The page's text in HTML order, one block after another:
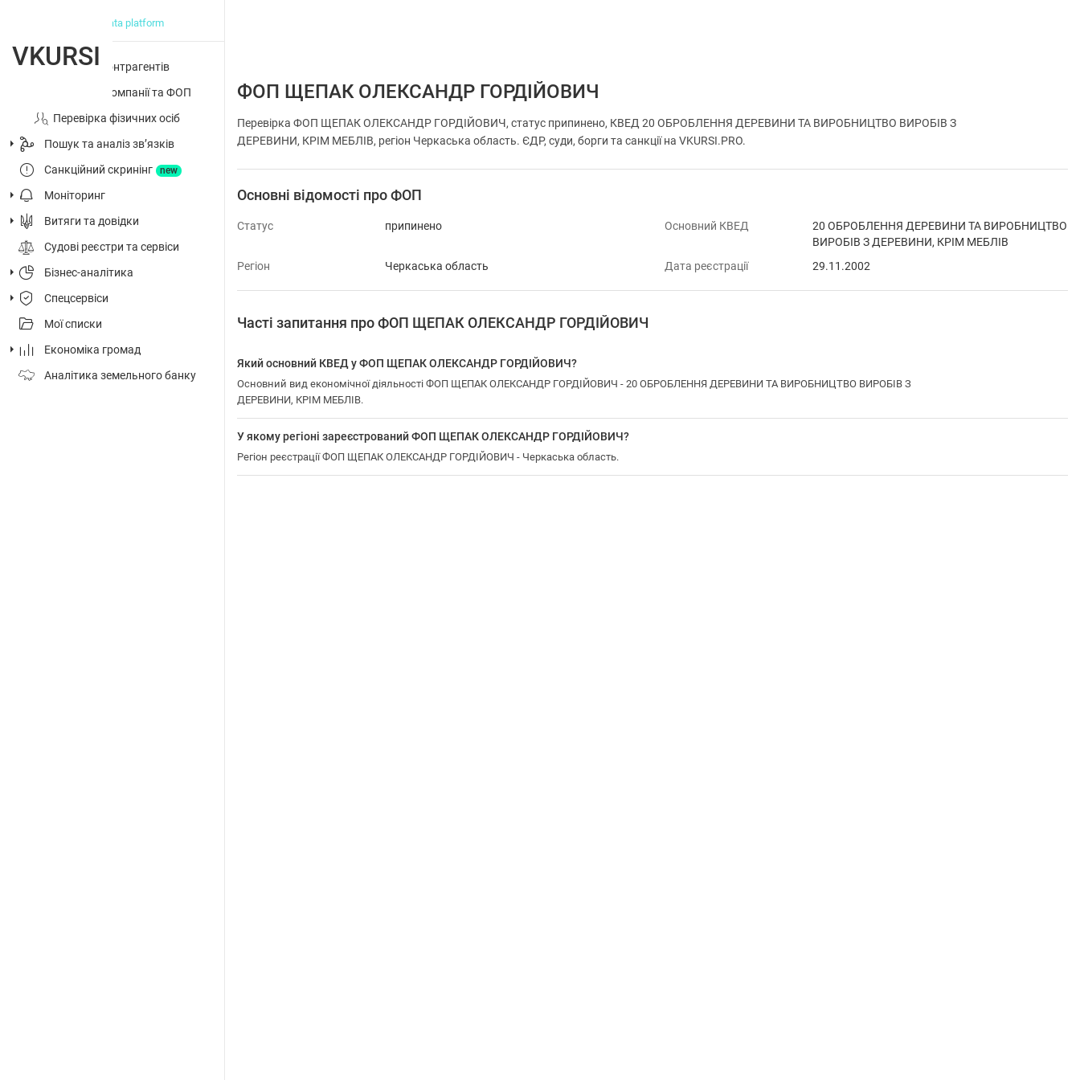
big data platform
Перевірка контрагентів
Досьє на компанії та ФОП
Перевірка фізичних осіб
Пошук та аналіз звʼязків
Санкційний скринінг
new
Моніторинг
Витяги та довідки
Судові реєстри та сервіси
Бізнес-аналітика
Спецсервіси
Мої списки
Економіка громад
Аналітика земельного банку
ФОП ЩЕПАК ОЛЕКСАНДР ГОРДІЙОВИЧ
Перевірка ФОП ЩЕПАК ОЛЕКСАНДР ГОРДІЙОВИЧ, статус припинено, КВЕД 20 ОБРОБЛЕННЯ ДЕРЕВИНИ ТА ВИРОБНИЦТВО ВИРОБІВ З
ДЕРЕВИНИ, КРІМ МЕБЛІВ, регіон Черкаська область. ЄДР, суди, борги та санкції на VKURSI.PRO.
Основні відомості про ФОП
Статус припинено Основний КВЕД
20 ОБРОБЛЕННЯ ДЕРЕВИНИ ТА ВИРОБНИЦТВО
ВИРОБІВ З ДЕРЕВИНИ, КРІМ МЕБЛІВ
Регіон
Черкаська область Дата реєстрації 29.11.2002
Часті запитання про ФОП ЩЕПАК ОЛЕКСАНДР ГОРДІЙОВИЧ
Який основний КВЕД у ФОП ЩЕПАК ОЛЕКСАНДР ГОРДІЙОВИЧ?
Основний вид економічної діяльності ФОП ЩЕПАК ОЛЕКСАНДР ГОРДІЙОВИЧ - 20 ОБРОБЛЕННЯ ДЕРЕВИНИ ТА ВИРОБНИЦТВО ВИРОБІВ З
ДЕРЕВИНИ, КРІМ МЕБЛІВ.
У якому регіоні зареєстрований ФОП ЩЕПАК ОЛЕКСАНДР ГОРДІЙОВИЧ?
Регіон реєстрації ФОП ЩЕПАК ОЛЕКСАНДР ГОРДІЙОВИЧ - Черкаська область.
VKURSI